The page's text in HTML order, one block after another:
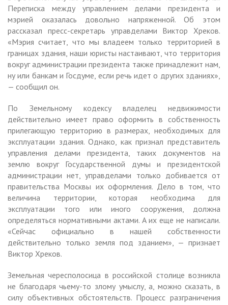
Переписка между управлением делами президента и
мэрией оказалась довольно напряженной. Об этом
рассказал пресс-секретарь управделами Виктор Хреков.
«Мэрия считает, что мы владеем только территорией в
границах здания, наши юристы настаивают, что территория
вокруг администрации президента также принадлежит нам,
ну или банкам и Госдуме, если речь идет о других зданиях»,
— сообщил он.
По Земельному кодексу владелец недвижимости
действительно имеет право оформить в собственность
прилегающую территорию в размерах, необходимых для
эксплуатации здания. Однако, как признал представитель
управления делами президента, таких документов на
землю вокруг Государственной думы и президентской
администрации нет, управделами только добивается от
правительства Москвы их оформления. Дело в том, что
величина территории, которая необходима для
эксплуатации того или иного сооружения, должна
определяться нормативными актами. А их еще не написали.
«Сейчас официально в нашей собственности
действительно только земля под зданием», — признает
Виктор Хреков.
Земельная чересполосица в российской столице возникла
не благодаря чьему-то злому умыслу, а, можно сказать, в
силу объективных обстоятельств. Процесс разграничения